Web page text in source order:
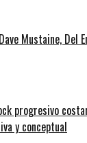
Mustaine, Del
progresivo
y conceptual